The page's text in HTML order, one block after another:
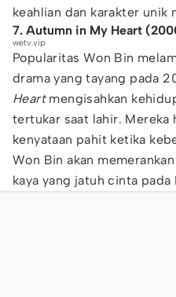
keahlian dan karakter unik
7. Autumn in My Heart
wetv.vip
Popularitas Won Bin
drama yang tayang pada
Heartmengisahkan
tertukar saat lahir. Mereka
kenyataan pahit ketika
Won Bin akan
kaya yang jatuh cinta pada